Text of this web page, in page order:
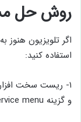
روش حل
استفاده کنید:
و گزینه service menu را کلیک کنید reset factory را انتخاب کنید.